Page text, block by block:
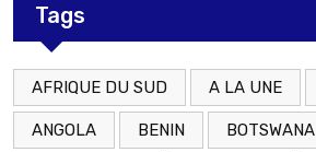
Tags
AFRIQUE DU SUD A LA UNE
ANGOLA BENIN BOTSWANA